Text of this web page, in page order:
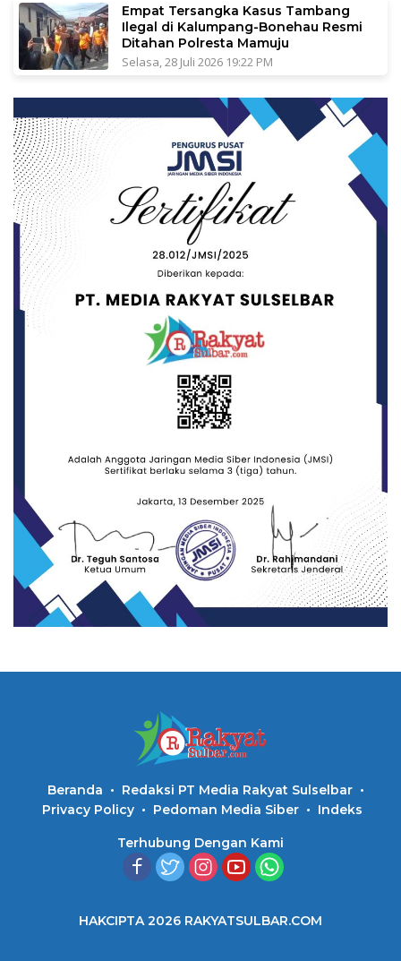
Empat Tersangka Kasus Tambang
Ilegal di Kalumpang-Bonehau Resmi
Ditahan Polresta Mamuju
Selasa, 28 Juli 2026 19:22 PM
Beranda
Redaksi PT Media Rakyat Sulselbar
Privacy Policy
Pedoman Media Siber Indeks
Terhubung Dengan Kami
HAKCIPTA 2026 RAKYATSULBAR.COM